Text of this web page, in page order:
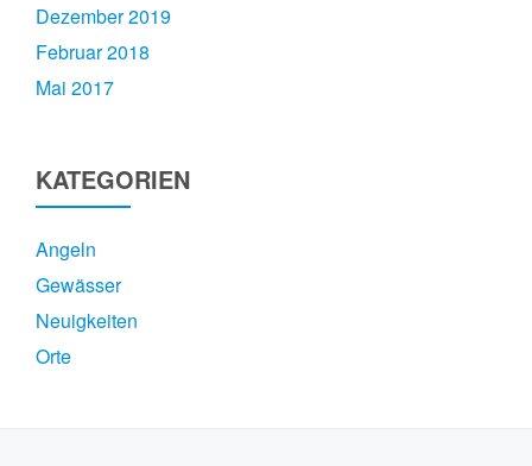
Dezember 2019
Februar 2018
Mai 2017
KATEGORIEN
Angeln
Gewässer
Neuigkeiten
Orte